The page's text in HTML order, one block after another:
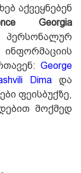
აქვეყნებენ
Georgia
George
Dima და
ფეისბუქზე,
მოქმედ